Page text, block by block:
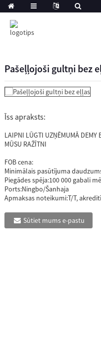
Pašeļļojoši gultņi bez
Īss apraksts:
LAIPNI LŪGTI UZŅĒMUMĀ DEMY
MŪSU RAŽĪTNI
FOB cena:
Minimālais pasūtījuma
Piegādes spēja:100 000 gabali
Ports:Ningbo/Šanhaja
Apmaksas noteikumi:T/T,
Sūtiet mums e-pastu